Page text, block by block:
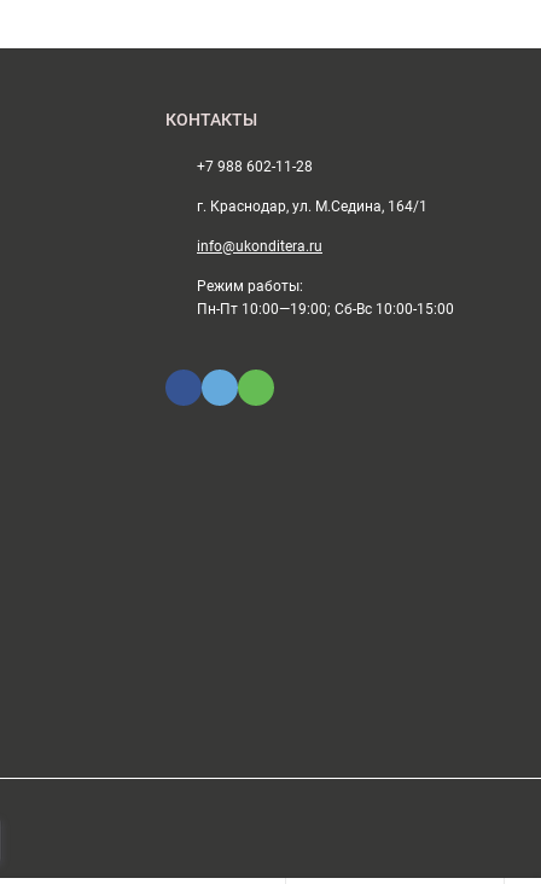
КОНТАКТЫ
+7 988 602-11-28
г. Краснодар, ул. М.Седина, 164/1
info@ukonditera.ru
Режим работы:
Пн-Пт 10:00—19:00; Сб-Вс 10:00-15:00